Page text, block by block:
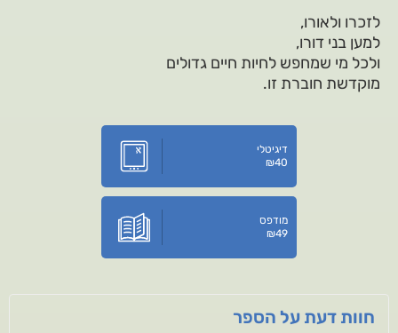
לזכרו ולאורו,
למען בני דורו,
ולכל מי שמחפש לחיות חיים גדולים
מוקדשת חוברת זו.
דיגיטלי
₪40
מודפס
₪49
חוות דעת על הספר